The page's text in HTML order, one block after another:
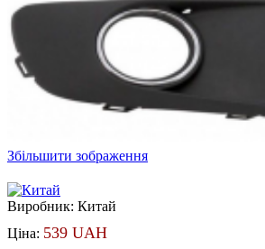
Збільшити зображення
Виробник: Китай
Ціна: 539 UAH